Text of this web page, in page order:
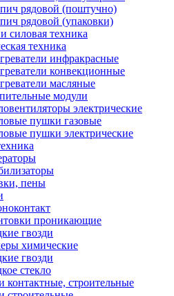
рядовой (поштучно)
рядовой (упаковки)
силовая техника
техника
инфракрасные
конвекционные
масляные
модули
электрические
пушки газовые
пушки электрические
пены
проникающие
гвозди
химические
гвозди
стекло
контактные, строительные